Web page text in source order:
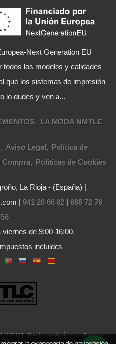
Next Generation EU
todos los modelos y calidades
que los sistemas de impresión
lo dudes y ven a...
LA MODA NMTLC
Aviso Legal
Política de
Compra Políticas de Cookies
La Rioja - (España) |
| 941 26 66 82| 688 72 76
56
viernes de 9:00-16:00.
incluidos
[51066] - Con la tecnología de Palbin.com